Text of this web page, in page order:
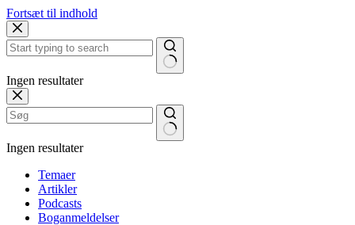
Fortsæt til indhold
Ingen resultater
Ingen resultater
Temaer
Artikler
Podcasts
Boganmeldelser